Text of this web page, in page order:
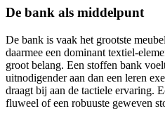
De bank als middelpunt
De bank is vaak het grootste
daarmee een dominant textiel-
groot belang. Een stoffen bank
uitnodigender aan dan een leren
draagt bij aan de tactiele ervaring.
fluweel of een robuuste geweven